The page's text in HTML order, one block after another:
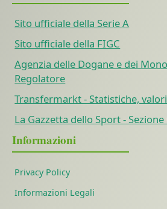
Sito ufficiale della Serie A
Sito ufficiale della FIGC
Agenzia delle Dogane e dei
Regolatore
Transfermarkt - Statistiche,
La Gazzetta dello Sport - Sezione
Informazioni
Privacy Policy
Informazioni Legali